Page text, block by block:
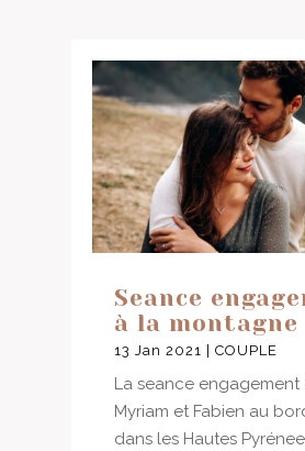
Seance
à la montagne
13 Jan 2021 COUPLE
La seance engagement
Myriam et Fabien au
dans les Hautes